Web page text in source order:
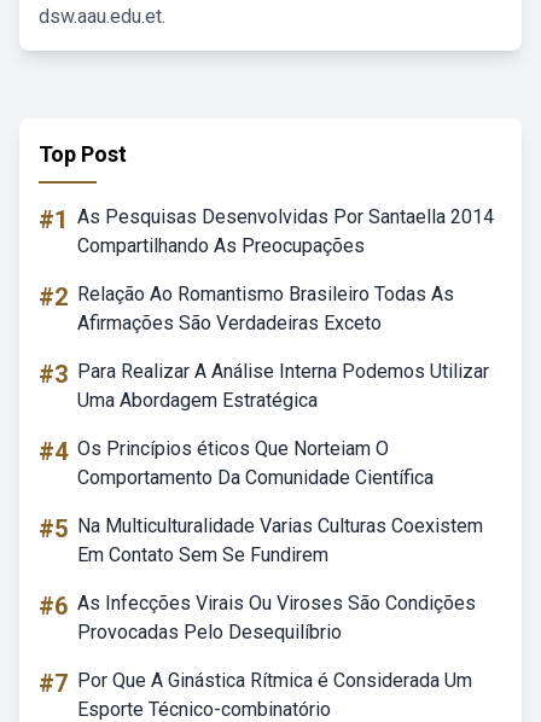
dsw.aau.edu.et.
Top Post
#1 As Pesquisas Desenvolvidas Por Santaella 2014
Compartilhando As Preocupações
#2 Relação Ao Romantismo Brasileiro Todas As
Afirmações São Verdadeiras Exceto
#3 Para Realizar A Análise Interna Podemos Utilizar
Uma Abordagem Estratégica
#4 Os Princípios éticos Que Norteiam O
Comportamento Da Comunidade Científica
#5 Na Multiculturalidade Varias Culturas Coexistem
Em Contato Sem Se Fundirem
#6 As Infecções Virais Ou Viroses São Condições
Provocadas Pelo Desequilíbrio
#7 Por Que A Ginástica Rítmica é Considerada Um
Esporte Técnico-combinatório